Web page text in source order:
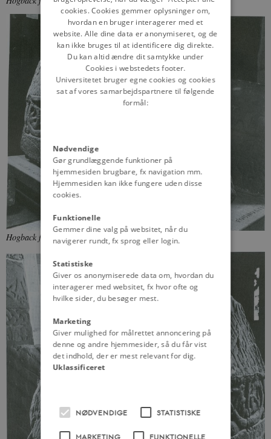
Hogback fra Gosforth. Foto: T. Middlemass
cookies. Cookies gemmer oplysninger om,
hvordan en bruger interagerer med et
website. Alle dine data er anonymiseret, og de
kan ikke bruges til at identificere dig direkte.
Du kan altid ændre dit samtykke under
Cookies i webstedets footer.
Universitetet bruger egne cookies og cookies
sat af vores samarbejdspartnere til følgende
formål:
Nødvendige
Gør grundlæggende funktioner på
hjemmesiden brugbare, fx navigation mm.
Hjemmesiden kan ikke fungere uden disse
cookies.
Funktionelle
Gemmer dine valg på websitet, når du
navigerer rundt, fx sprog eller login.
Statistiske
Giver os anonymiserede data om, hvordan du
interagerer med websitet, fx hvor ofte og
hvilke sider, du besøger mest.
Marketing
Giver mulighed for målrettet annoncering på
denne og andre hjemmesider, så du får vist
det indhold, der er mest relevant for dig.
Uklassificeret
NØDVENDIGE STATISTISKE
MARKETING FUNKTIONELLE